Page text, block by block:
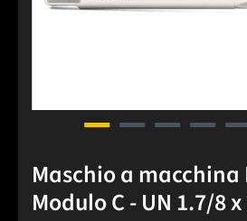
Maschio a macchina
Modulo C - UN 1.7/8